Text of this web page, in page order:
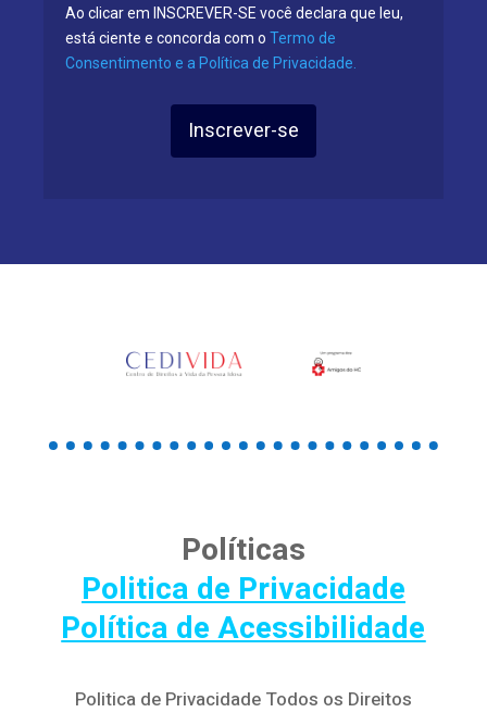
Ao clicar em INSCREVER-SE você declara que leu,
está ciente e concorda com o Termo de
Consentimento e a Política de Privacidade.
Inscrever-se
Políticas
Politica de Privacidade
Política de Acessibilidade
Politica de Privacidade Todos os Direitos